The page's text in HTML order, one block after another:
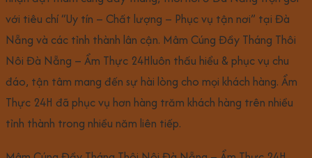
với tiêu chí “Uy tín – Chất lượng – Phục vụ tận nơi” tại Đà
Nẵng và các tỉnh thành lân cận. Mâm Cúng Đầy Tháng Thôi
Nôi Đà Nẵng – Ẩm Thực 24Hluôn thấu hiểu & phục vụ chu
đáo, tận tâm mang đến sự hài lòng cho mọi khách hàng. Ẩm
Thực 24H đã phục vụ hơn hàng trăm khách hàng trên nhiều
tỉnh thành trong nhiều năm liên tiếp.